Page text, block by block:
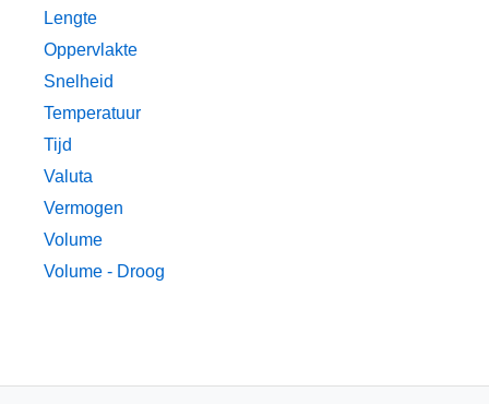
Lengte
Oppervlakte
Snelheid
Temperatuur
Tijd
Valuta
Vermogen
Volume
Volume - Droog